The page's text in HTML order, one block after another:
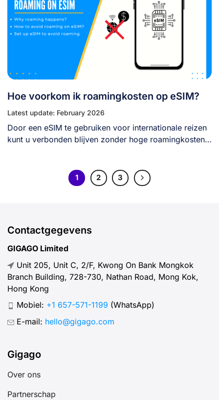
Hoe voorkom ik roamingkosten op eSIM?
Latest update: February 2026
Door een eSIM te gebruiken voor internationale reizen
kunt u verbonden blijven zonder hoge roamingkosten.
1 2 3
Contactgegevens
GIGAGO Limited
Unit 205, Unit C, 2/F, Kwong On Bank Mongkok
Branch Building, 728-730, Nathan Road, Mong Kok,
Hong Kong
Mobiel: +1 657-571-1199 (WhatsApp)
E-mail: hello@gigago.com
Gigago
Over ons
Partnerschap